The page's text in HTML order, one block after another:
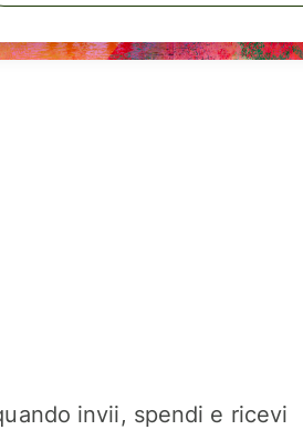
invii, spendi e ricevi